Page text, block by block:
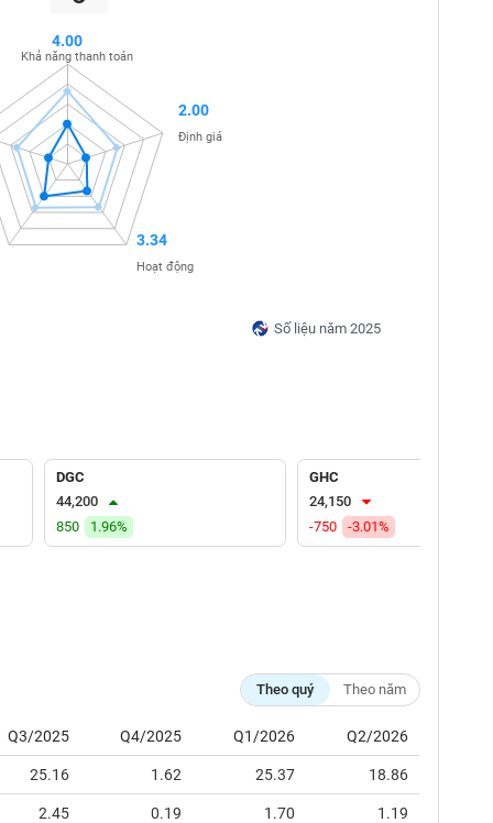
Số liệu năm 2025
4.00
Khả năng thanh toán
2.00
Định giá
3.34
Hoạt động
DGC
44,200
850
1.96%
GHC
24,150
-750
-3.01%
Theo quý Theo năm
Q3/2025 Q4/2025 Q1/2026 Q2/2026
25.16 1.62 25.37 18.86
2.45 0.19 1.70 1.19